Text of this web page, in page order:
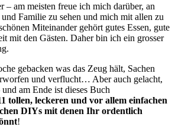
– am meisten freue ich mich darüber, an
Familie zu sehen und mich mit allen zu
Miteinander gehört gutes Essen, gute
mit den Gästen. Daher bin ich ein grosser
gebacken was das Zeug hält, Sachen
und verflucht… Aber auch gelacht,
am Ende ist dieses Buch
tollen, leckeren und vor allem einfachen
DIYs mit denen Ihr ordentlich
!